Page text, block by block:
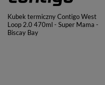
Kubek termiczny Contigo West
Loop 2.0 470ml - Super Mama -
Biscay Bay